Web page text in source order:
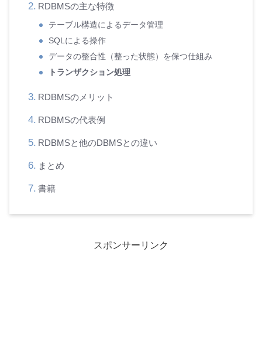
RDBMSの主な特徴
テーブル構造によるデータ管理
SQLによる操作
データの整合性（整った状態）を保つ仕組み
トランザクション処理
RDBMSのメリット
RDBMSの代表例
RDBMSと他のDBMSとの違い
まとめ
書籍
スポンサーリンク